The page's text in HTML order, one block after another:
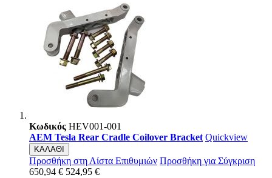
Κωδικός HEV001-001
AEM Tesla Rear Cradle Coilover Bracket Quickview
ΚΑΛΑΘΙ
Προσθήκη στη Λίστα Επιθυμιών Προσθήκη για Σύγκριση
650,94 € 524,95 €